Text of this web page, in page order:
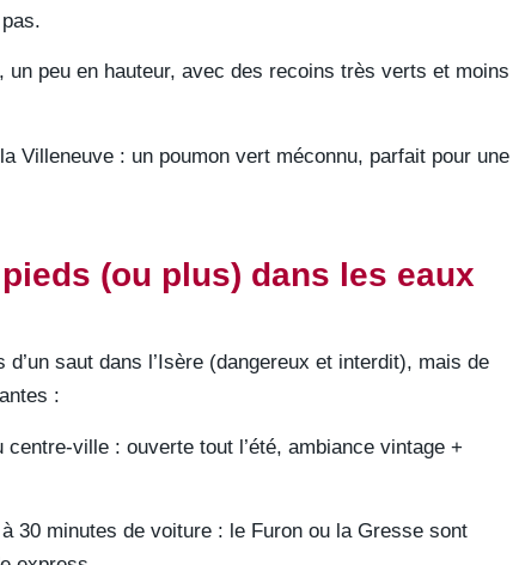
un peu en hauteur, avec des recoins très verts et moins
Villeneuve : un poumon vert méconnu, parfait pour une
(ou plus) dans les eaux
d’un saut dans l’Isère (dangereux et interdit), mais de
:
ville : ouverte tout l’été, ambiance vintage +
30 minutes de voiture : le Furon ou la Gresse sont